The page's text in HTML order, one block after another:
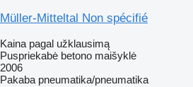
Müller-Mitteltal Non spécifié
Kaina pagal užklausimą
Puspriekabė betono maišyklė
2006
Pakaba pneumatika/pneumatika